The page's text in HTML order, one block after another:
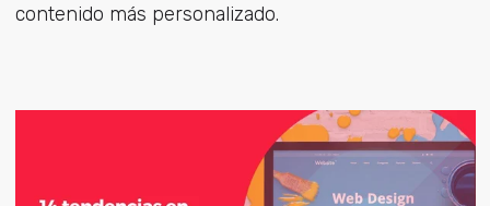
contenido más personalizado.